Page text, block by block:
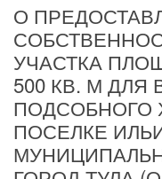
О
УЧАСТКА
500 КВ. М
ПОДСОБНОГО
ПОСЕЛКЕ